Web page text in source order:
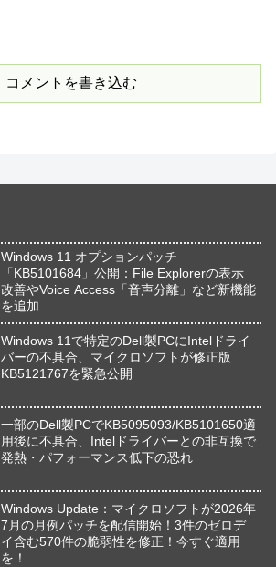
コメントを書き込む
Windows 11 オプションパッチ
「KB5101684」公開：File Explorerの表示
改善やVoice Access「音声分離」など新機能
を追加
Windows 11で特定のDell製PCにIntelドライ
バーの不具合、マイクロソフトが修正版
KB5121767を緊急公開
一部のDell製PCでKB5095093/KB5101650適
用後に不具合、Intelドライバーとの非互換で
発熱・パフォーマンス低下の恐れ
Windows Update：マイクロソフトが2026年
7月の月例パッチを配信開始！3件のゼロデ
イ含む570件の脆弱性を修正！今すぐ適用
を！